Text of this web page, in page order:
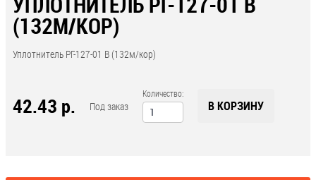
(132М/КОР)
Уплотнитель РГ-127-01 В (132м/кор)
42.43 р. Под заказ
Количество:
В КОРЗИНУ